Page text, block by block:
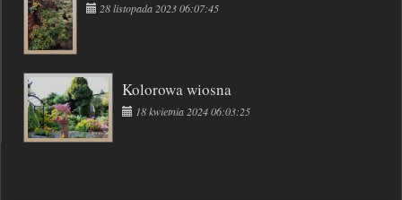
28 listopada 2023 06:07:45
Kolorowa wiosna
18 kwietnia 2024 06:03:25